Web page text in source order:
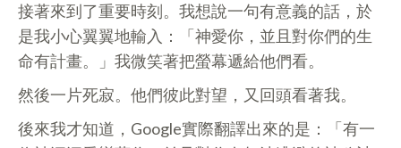
接著來到了重要時刻。我想說一句有意義的話，於
是我小心翼翼地輸入：「神愛你，並且對你們的生
命有計畫。」我微笑著把螢幕遞給他們看。
然後一片死寂。他們彼此對望，又回頭看著我。
後來我才知道，Google實際翻譯出來的是：「有一